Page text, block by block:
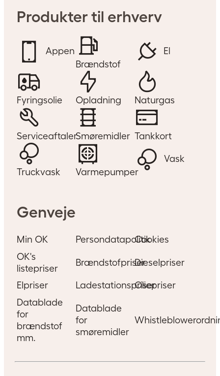
Produkter til erhverv
Appen
Brændstof
El
Fyringsolie Opladning Naturgas
ServiceaftalerSmøremidler Tankkort
Truckvask Varmepumper
Vask
Genveje
Min OK PersondatapolitikCookies
OK's
listepriser
BrændstofpriserDieselpriser
Elpriser LadestationspriserOliepriser
Datablade
for
brændstof
mm.
Datablade
for
smøremidler